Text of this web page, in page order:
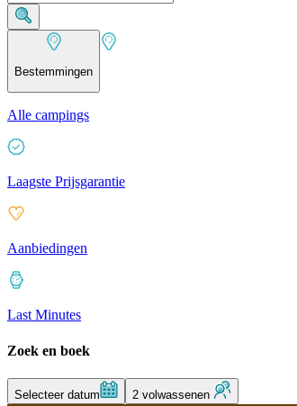
Bestemmingen
Alle campings
Laagste Prijsgarantie
Aanbiedingen
Last Minutes
Zoek en boek
Selecteer datum 2 volwassenen